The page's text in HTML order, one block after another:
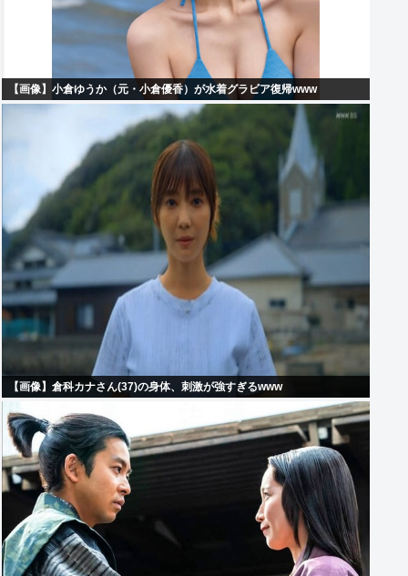
【画像】小倉ゆうか（元・小倉優香）が水着グラビア復帰www
【画像】倉科カナさん(37)の身体、刺激が強すぎるwww